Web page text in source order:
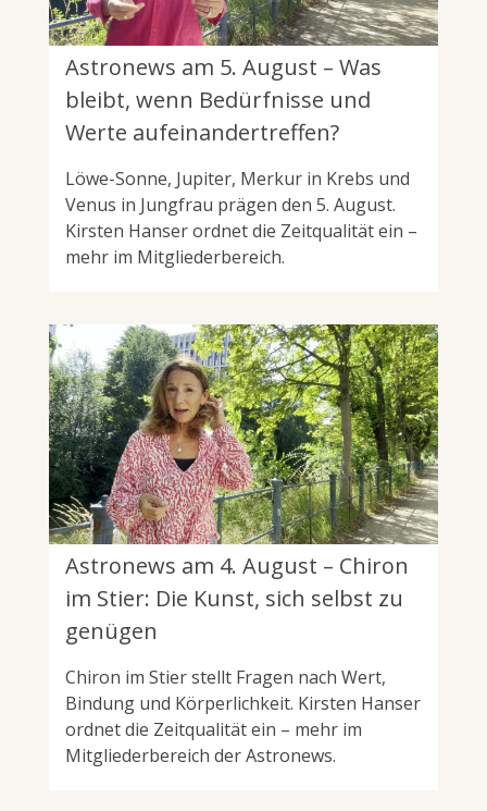
Astronews am 5. August – Was
bleibt, wenn Bedürfnisse und
Werte aufeinandertreffen?
Löwe-Sonne, Jupiter, Merkur in Krebs und
Venus in Jungfrau prägen den 5. August.
Kirsten Hanser ordnet die Zeitqualität ein –
mehr im Mitgliederbereich.
Astronews am 4. August – Chiron
im Stier: Die Kunst, sich selbst zu
genügen
Chiron im Stier stellt Fragen nach Wert,
Bindung und Körperlichkeit. Kirsten Hanser
ordnet die Zeitqualität ein – mehr im
Mitgliederbereich der Astronews.